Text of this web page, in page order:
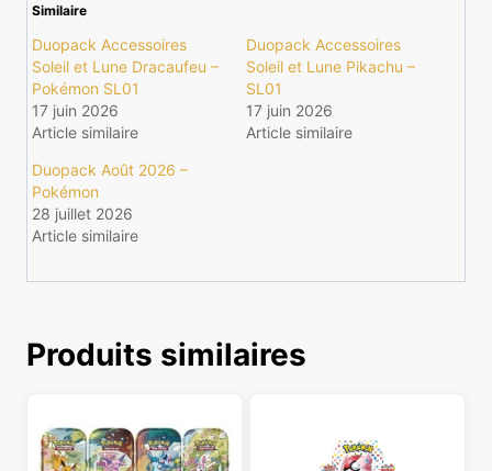
Similaire
Duopack Accessoires
Soleil et Lune Dracaufeu –
Pokémon SL01
17 juin 2026
Article similaire
Duopack Accessoires
Soleil et Lune Pikachu –
SL01
17 juin 2026
Article similaire
Duopack Août 2026 –
Pokémon
28 juillet 2026
Article similaire
Produits similaires